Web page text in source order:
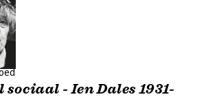
- Ien Dales 1931-